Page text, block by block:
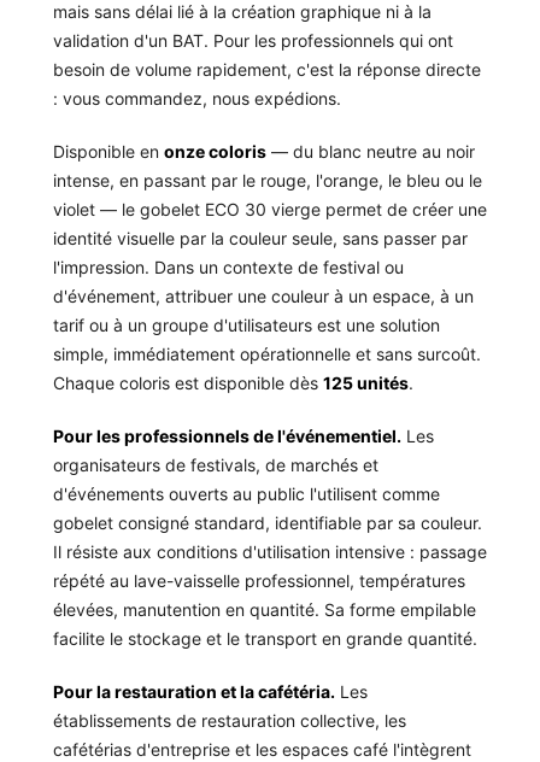
mais sans délai lié à la création graphique ni à la
validation d'un BAT. Pour les professionnels qui ont
besoin de volume rapidement, c'est la réponse directe
: vous commandez, nous expédions.
Disponible en onze coloris — du blanc neutre au noir
intense, en passant par le rouge, l'orange, le bleu ou le
violet — le gobelet ECO 30 vierge permet de créer une
identité visuelle par la couleur seule, sans passer par
l'impression. Dans un contexte de festival ou
d'événement, attribuer une couleur à un espace, à un
tarif ou à un groupe d'utilisateurs est une solution
simple, immédiatement opérationnelle et sans surcoût.
Chaque coloris est disponible dès 125 unités.
Pour les professionnels de l'événementiel. Les
organisateurs de festivals, de marchés et
d'événements ouverts au public l'utilisent comme
gobelet consigné standard, identifiable par sa couleur.
Il résiste aux conditions d'utilisation intensive : passage
répété au lave-vaisselle professionnel, températures
élevées, manutention en quantité. Sa forme empilable
facilite le stockage et le transport en grande quantité.
Pour la restauration et la cafétéria. Les
établissements de restauration collective, les
cafétérias d'entreprise et les espaces café l'intègrent